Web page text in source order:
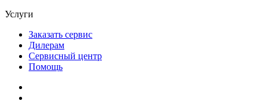
Услуги
Заказать сервис
Дилерам
Сервисный центр
Помощь